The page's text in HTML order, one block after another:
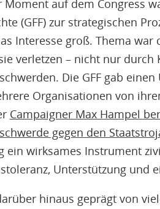
Moment auf dem Congress
(GFF) zur strategischen
Interesse groß. Thema
verletzen – nicht nur
Die GFF gab
Organisationen von
Campaigner Max Hampel
gegen den
ein wirksames Instrument
Unterstützung und
hinaus geprägt von